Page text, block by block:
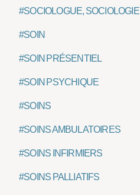
#SOCIOLOGUE, SOCIOLOGIE
#SOIN
#SOIN PRÉSENTIEL
#SOIN PSYCHIQUE
#SOINS
#SOINS AMBULATOIRES
#SOINS INFIRMIERS
#SOINS PALLIATIFS